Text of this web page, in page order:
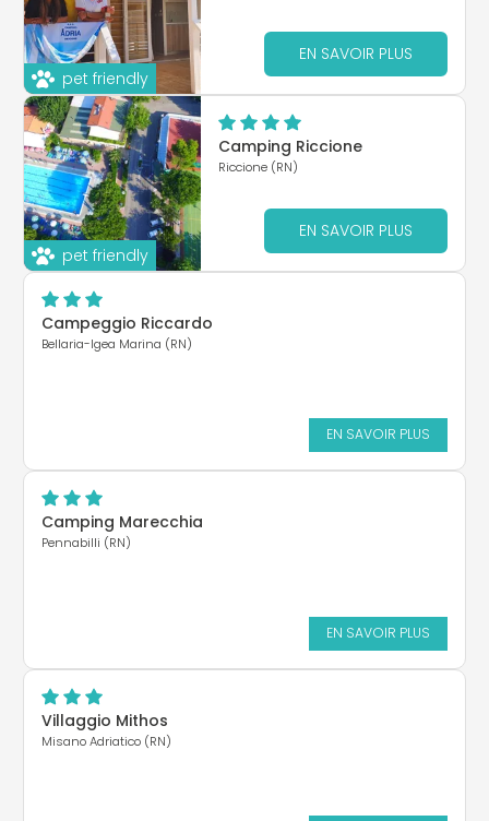
pet friendly
EN SAVOIR PLUS
pet friendly
Camping Riccione
Riccione (RN)
EN SAVOIR PLUS
Campeggio Riccardo
Bellaria-Igea Marina (RN)
EN SAVOIR PLUS
Camping Marecchia
Pennabilli (RN)
EN SAVOIR PLUS
Villaggio Mithos
Misano Adriatico (RN)